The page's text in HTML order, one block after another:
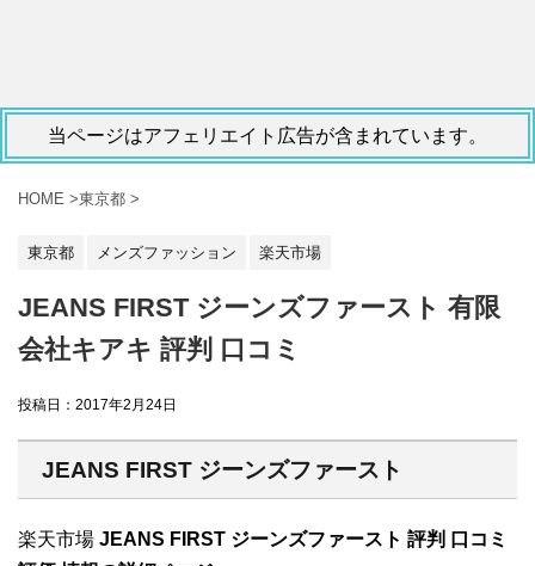
当ページはアフェリエイト広告が含まれています。
HOME >東京都 >
東京都 メンズファッション 楽天市場
JEANS FIRST ジーンズファースト 有限
会社キアキ 評判 口コミ
投稿日： 2017年2月24日
JEANS FIRST ジーンズファースト
楽天市場 JEANS FIRST ジーンズファースト 評判 口コミ